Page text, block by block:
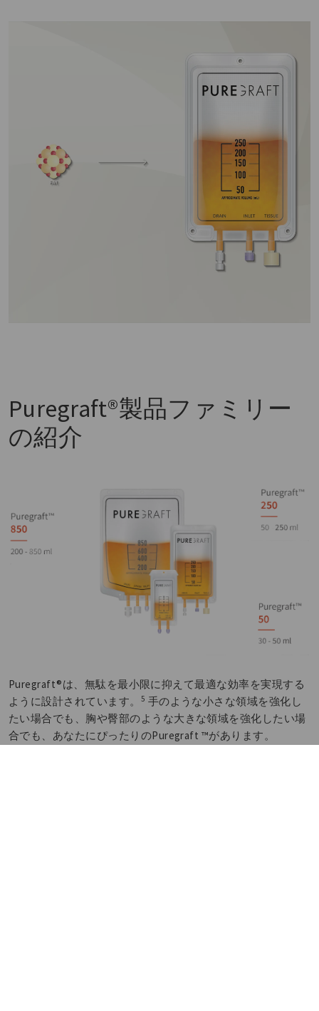
Puregraft®製品ファミリー
の紹介
Puregraft®は、無駄を最小限に抑えて最適な効率を実現する
ように設計されています。
5 手のような小さな領域を強化し
たい場合でも、胸や臀部のような大きな領域を強化したい場
合でも、あなたにぴったりのPuregraft ™があります。